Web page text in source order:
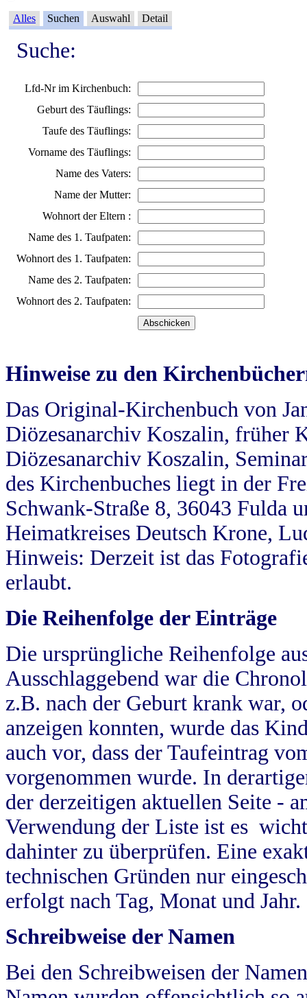
Alles Suchen Auswahl Detail
Suche:
Lfd-Nr im Kirchenbuch:
Geburt des Täuflings:
Taufe des Täuflings:
Vorname des Täuflings:
Name des Vaters:
Name der Mutter:
Wohnort der Eltern :
Name des 1. Taufpaten:
Wohnort des 1. Taufpaten:
Name des 2. Taufpaten:
Wohnort des 2. Taufpaten:
Hinweise zu den
Das Original-Kirchenbuch von
Diözesanarchiv Koszalin, früher
Diözesanarchiv Koszalin,
des Kirchenbuches liegt in der
Schwank-Straße 8, 36043 Fulda
Heimatkreises Deutsch Krone,
Hinweis: Derzeit ist das
erlaubt.
Die Reihenfolge der Einträge
Die ursprüngliche Reihenfolge
Ausschlaggebend war die
z.B. nach der Geburt krank war,
anzeigen konnten, wurde das
auch vor, dass der Taufeintrag
vorgenommen wurde. In
der derzeitigen aktuellen Seite -
Verwendung der Liste ist es
dahinter zu überprüfen. Eine
technischen Gründen nur
erfolgt nach Tag, Monat und Jahr.
Schreibweise der Namen
Bei den Schreibweisen der